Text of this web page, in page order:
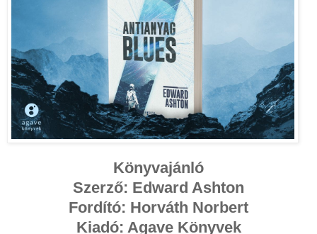
Könyvajánló
Szerző: Edward Ashton
Fordító: Horváth Norbert
Kiadó: Agave Könyvek